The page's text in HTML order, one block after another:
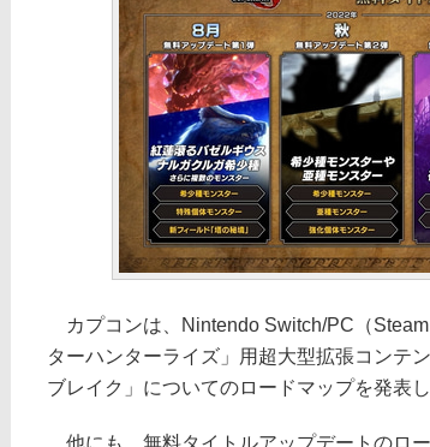
カプコンは、Nintendo Switch/PC（
ターハンターライズ」用超大型拡張コンテ
ブレイク」についてのロードマップを発表し
他にも、無料タイトルアップデートのロ